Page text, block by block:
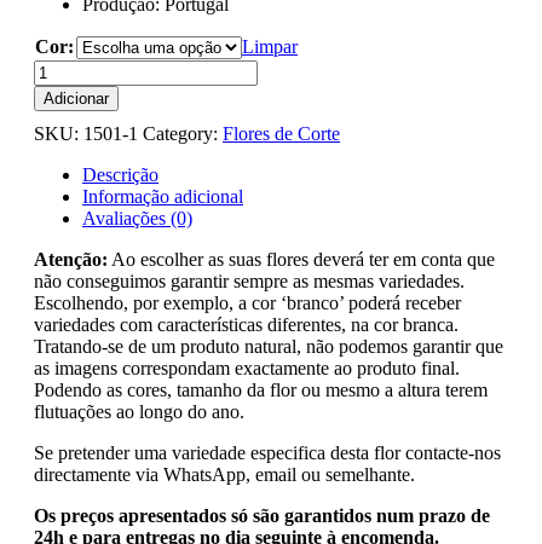
Produção: Portugal
Cor:
Limpar
Quantidade
de
Anturios
Cor
Caixa
Adicionar
SKU: 1501-1 Category: Flores de Corte
Descrição
Informação adicional
Avaliações (0)
Atenção: Ao escolher as suas flores deverá ter em conta que
não conseguimos garantir sempre as mesmas variedades.
Escolhendo, por exemplo, a cor ‘branco’ poderá receber
variedades com características diferentes, na cor branca.
Tratando-se de um produto natural, não podemos garantir que
as imagens correspondam exactamente ao produto final.
Podendo as cores, tamanho da flor ou mesmo a altura terem
flutuações ao longo do ano.
Se pretender uma variedade especifica desta flor contacte-nos
directamente via WhatsApp, email ou semelhante.
Os preços apresentados só são garantidos num prazo de
24h e para entregas no dia seguinte à encomenda.